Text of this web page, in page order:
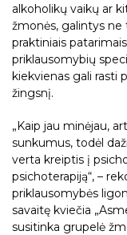
alkoholikų vaikų ar
žmonės, galintys ne
praktiniais
priklausomybių
kiekvienas gali rasti
žingsnį.
„Kaip jau minėjau,
sunkumus, todėl
verta kreiptis į
psichoterapiją“, –
priklausomybės
savaitę kviečia
susitinka grupelė